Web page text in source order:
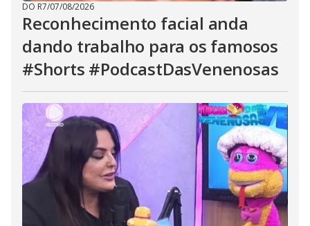
DO R7/07/08/2026
Reconhecimento facial anda
dando trabalho para os famosos
#Shorts #PodcastDasVenenosas